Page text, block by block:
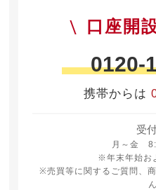
口座開
0120-
携帯からは
受
月～金
月曜日から金
※年末年始お
※売買等に関するご質問、